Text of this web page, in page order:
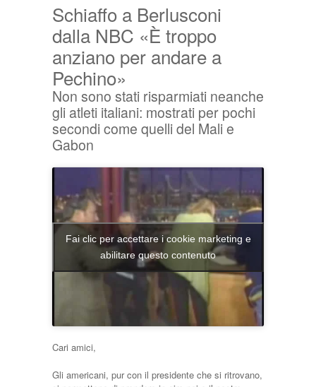
Schiaffo a Berlusconi
dalla NBC «È troppo
anziano per andare a
Pechino»
Non sono stati risparmiati neanche
gli atleti italiani: mostrati per pochi
secondi come quelli del Mali e
Gabon
Fai clic per accettare i cookie marketing e
abilitare questo contenuto
Cari amici,
Gli americani, pur con il presidente che si ritrovano,